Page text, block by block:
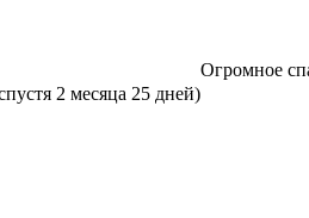
2 месяца 25 дней)
Огромное